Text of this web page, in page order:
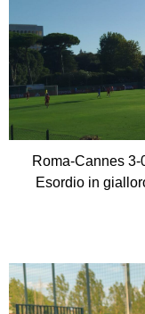
Roma-Cannes
Esordio in